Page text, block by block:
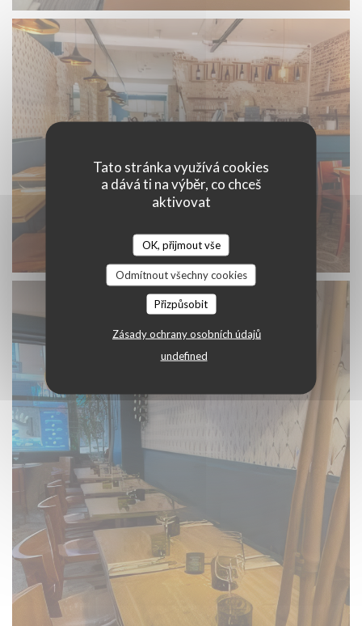
Tato stránka využívá cookies
a dává ti na výběr, co chceš
aktivovat
OK, přijmout vše
Odmítnout všechny cookies
Přizpůsobit
Zásady ochrany osobních údajů
undefined
Un bistrot revisité